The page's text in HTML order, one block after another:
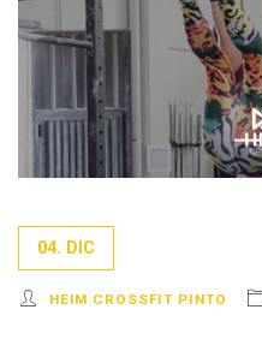
04. DIC
HEIM CROSSFIT PINTO